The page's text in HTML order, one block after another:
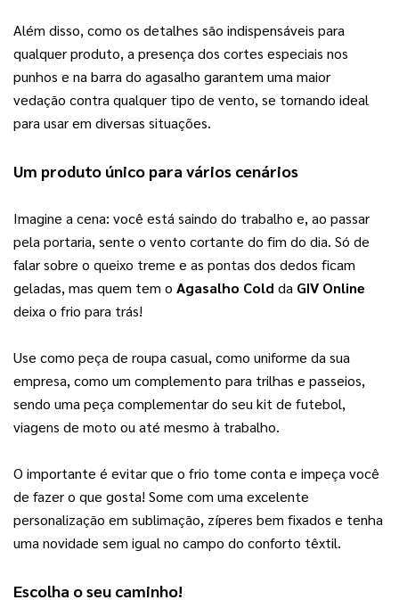
Além disso, como os detalhes são indispensáveis para
qualquer produto, a presença dos cortes especiais nos
punhos e na barra do agasalho garantem uma maior
vedação contra qualquer tipo de vento, se tornando ideal
para usar em diversas situações.
Um produto único para vários cenários
Imagine a cena: você está saindo do trabalho e, ao passar
pela portaria, sente o vento cortante do fim do dia. Só de
falar sobre o queixo treme e as pontas dos dedos ficam
geladas, mas quem tem o Agasalho Cold da GIV Online
deixa o frio para trás!
Use como peça de roupa casual, como uniforme da sua
empresa, como um complemento para trilhas e passeios,
sendo uma peça complementar do seu kit de futebol,
viagens de moto ou até mesmo à trabalho.
O importante é evitar que o frio tome conta e impeça você
de fazer o que gosta! Some com uma excelente
personalização em sublimação, zíperes bem fixados e tenha
uma novidade sem igual no campo do conforto têxtil.
Escolha o seu caminho!